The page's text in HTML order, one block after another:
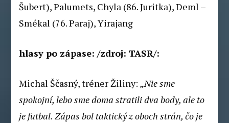
Šubert), Palumets, Chyla (86. Juritka), Deml –
Smékal (76. Paraj), Yirajang
hlasy po zápase: /zdroj: TASR/:
Michal Ščasný, tréner Žiliny: „Nie sme
spokojní, lebo sme doma stratili dva body, ale to
je futbal. Zápas bol taktický z oboch strán, čo je